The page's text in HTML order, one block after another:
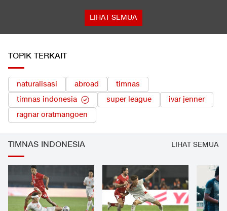
LIHAT SEMUA
TOPIK TERKAIT
naturalisasi abroad
timnas
timnas indonesia
super league
ivar jenner
ragnar oratmangoen
TIMNAS INDONESIA LIHAT SEMUA